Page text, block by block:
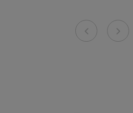
Previous